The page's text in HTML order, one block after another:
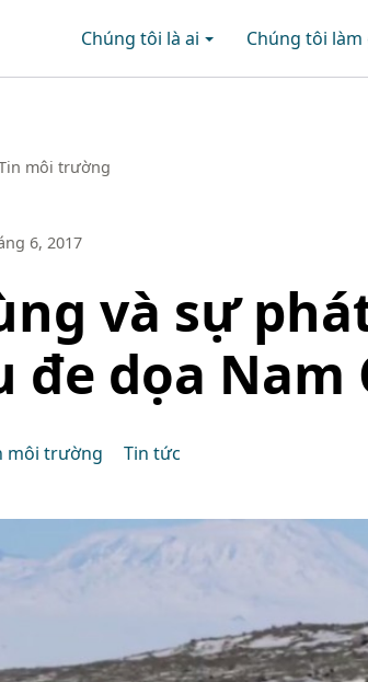
Chúng tôi là ai Chúng tôi làm
môi trường
6, 2017
và sự
đe dọa Nam
môi trường Tin tức